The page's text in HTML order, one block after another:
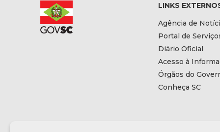
LINKS
Agência de
Portal de
Diário Oficial
Acesso à
Órgãos do
Conheça SC